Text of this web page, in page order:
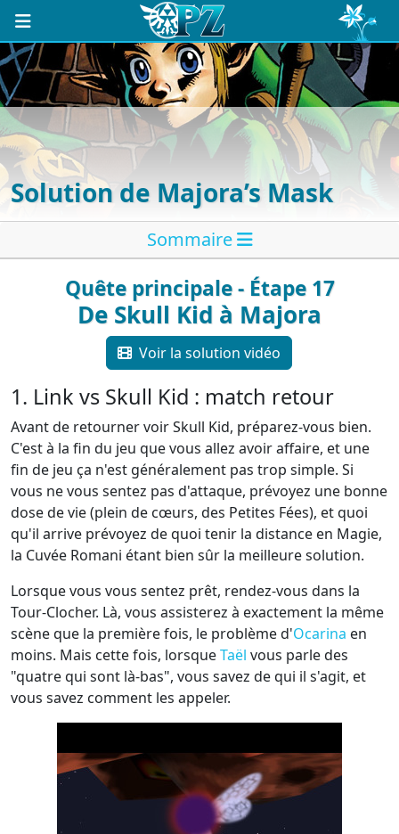
Solution de Majora’s Mask
Sommaire
Quête principale - Étape 17
De Skull Kid à Majora
Voir la solution vidéo
1. Link vs Skull Kid : match retour
Avant de retourner voir Skull Kid, préparez-vous bien.
C'est à la fin du jeu que vous allez avoir affaire, et une
fin de jeu ça n'est généralement pas trop simple. Si
vous ne vous sentez pas d'attaque, prévoyez une bonne
dose de vie (plein de cœurs, des Petites Fées), et quoi
qu'il arrive prévoyez de quoi tenir la distance en Magie,
la Cuvée Romani étant bien sûr la meilleure solution.
Lorsque vous vous sentez prêt, rendez-vous dans la
Tour-Clocher. Là, vous assisterez à exactement la même
scène que la première fois, le problème d'Ocarina en
moins. Mais cette fois, lorsqueTaël vous parle des
"quatre qui sont là-bas", vous savez de qui il s'agit, et
vous savez comment les appeler.